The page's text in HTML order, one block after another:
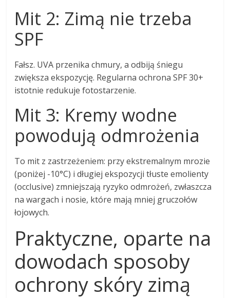
Mit 2: Zimą nie trzeba
SPF
Fałsz. UVA przenika chmury, a odbiją śniegu
zwiększa ekspozycję. Regularna ochrona SPF 30+
istotnie redukuje fotostarzenie.
Mit 3: Kremy wodne
powodują odmrożenia
To mit z zastrzeżeniem: przy ekstremalnym mrozie
(poniżej -10°C) i długiej ekspozycji tłuste emolienty
(occlusive) zmniejszają ryzyko odmrożeń, zwłaszcza
na wargach i nosie, które mają mniej gruczołów
łojowych.
Praktyczne, oparte na
dowodach sposoby
ochrony skóry zimą